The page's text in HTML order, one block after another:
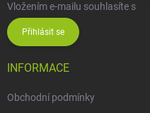
Vložením e-mailu souhlasíte s
Přihlásit se
INFORMACE
Obchodní podmínky